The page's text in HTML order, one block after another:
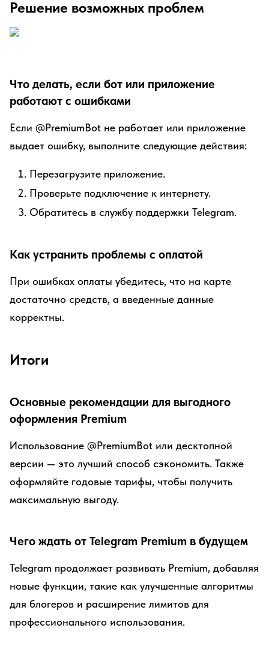
Решение возможных проблем
Что делать, если бот или приложение
работают с ошибками
Если @PremiumBot не работает или приложение
выдает ошибку, выполните следующие действия:
Перезагрузите приложение.
Проверьте подключение к интернету.
Обратитесь в службу поддержки Telegram.
Как устранить проблемы с оплатой
При ошибках оплаты убедитесь, что на карте
достаточно средств, а введенные данные
корректны.
Итоги
Основные рекомендации для выгодного
оформления Premium
Использование @PremiumBot или десктопной
версии — это лучший способ сэкономить. Также
оформляйте годовые тарифы, чтобы получить
максимальную выгоду.
Чего ждать от Telegram Premium в будущем
Telegram продолжает развивать Premium, добавляя
новые функции, такие как улучшенные алгоритмы
для блогеров и расширение лимитов для
профессионального использования.